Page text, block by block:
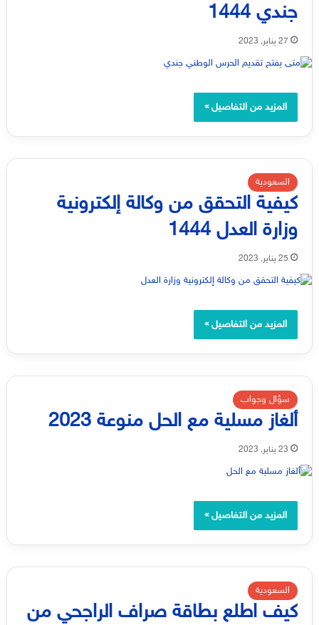
جندي 1444
27 يناير, 2023
المزيد من التفاصيل »
السعودية
كيفية التحقق من وكالة إلكترونية
وزارة العدل 1444
25 يناير, 2023
المزيد من التفاصيل »
سؤال وجواب
ألغاز مسلية مع الحل منوعة 2023
23 يناير, 2023
المزيد من التفاصيل »
السعودية
كيف اطلع بطاقة صراف الراجحي من